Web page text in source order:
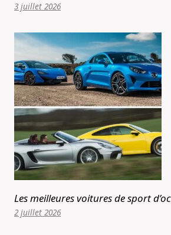
3 juillet 2026
Les meilleures voitures de sport
2 juillet 2026